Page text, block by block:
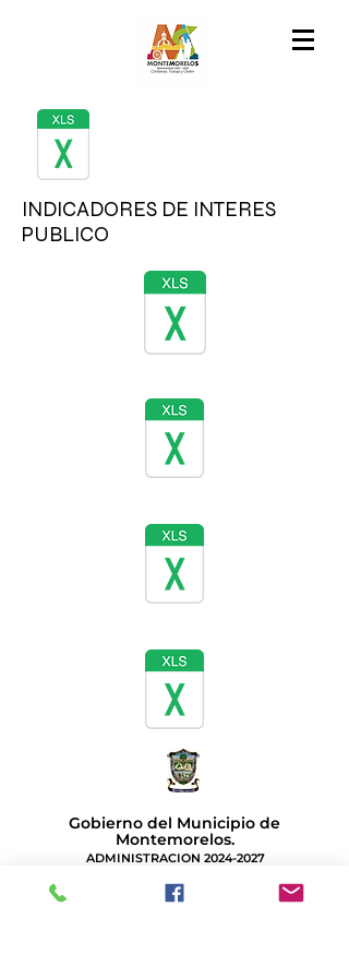
INDICADORES DE INTERES
PUBLICO
Gobierno del Municipio de
Montemorelos.
ADMINISTRACION 2024-2027